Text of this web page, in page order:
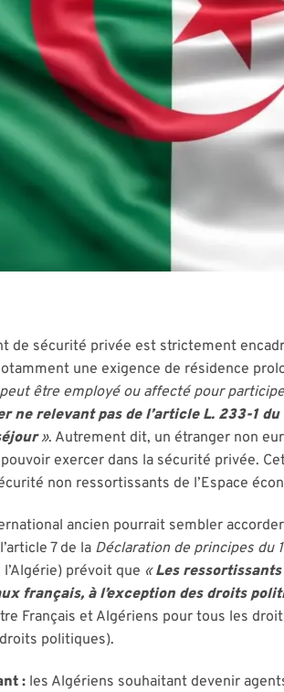
de sécurité privée est strictement
une exigence de résidence
être employé ou affecté pour
ne relevant pas de l’article L. 233-1 du
». Autrement dit, un étranger non
exercer dans la sécurité privée.
non ressortissants de l’Espace
ancien pourrait sembler
7 de la Déclaration de principes du
prévoit que «Les
français, à l’exception des droits
Français et Algériens pour tous les
politiques).
: les Algériens souhaitant devenir